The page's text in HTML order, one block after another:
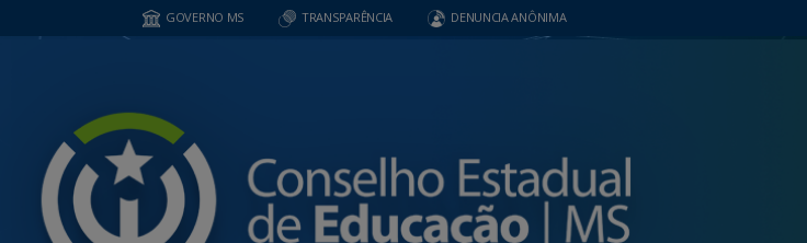
GOVERNO MS TRANSPARÊNCIA DENUNCIA ANÔNIMA